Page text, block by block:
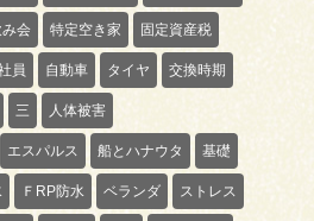
み会 特定空き家 固定資産税
員 自動車 タイヤ 交換時期
三 人体被害
エスパルス 船とハナウタ 基礎
ＦRP防水 ベランダ ストレス